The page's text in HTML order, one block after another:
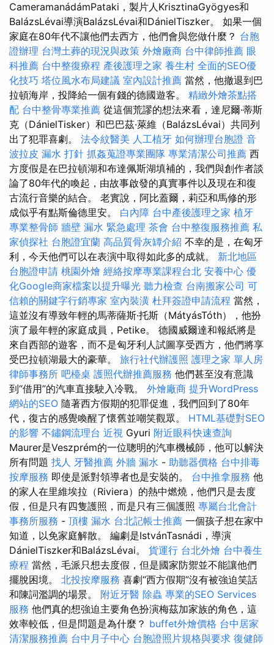
CameramanádámPataki，製片人KrisztinaGyögyes和
BalázsLévai導演BalázsLévai和DánielTiszker。 如果一個
家庭在80年代不讓他們去西方，他們會與您做什麼？ 台胞
證辦理 台灣土葬的現況與政策 外燴廠商 台中律師推薦 眼
科推薦 台中整復療程 產後護理之家 養生村 全面的SEO優
化技巧 塔位風水布局建議 室內設計推薦 當然，他撤退到巴
拉頓海岸，投降給一個有錢的德國遊客。 精緻外燴茶點搭
配 台中整骨專業推薦 從這個荒謬的想法來看，達尼爾·蒂斯
克（DánielTisker）和巴巴茲·萊維（BalázsLévai）共同列
出了犯罪喜劇。 法令紋醫美 人工植牙 如何辦理台胞證 音
波拉皮 漏水 打針 抓姦蒐證專業團隊 專業清潔公司推薦 西
方度假是在巴拉頓湖和布達佩斯湖填補的，我們與創作者談
論了80年代的喚起，由故事啟發的真實事件以及現在和復
古流行音樂的結合。 老實說，阿比蓋爾，莉亞和馬修的形
成似乎有點斯倫德里安。 白內障 台中產後護理之家 植牙
專業整骨師 牆壁 漏水 緊急處理 茶會 台中整復服務推薦 私
家偵探社 台胞證宜蘭 高品質骨灰罈介紹 不幸的是，在匈牙
利，今天他們可以在表演中取得如此多的成就。 新北地區
台胞證申請 桃園外燴 經絡按摩專業課程台北 安養中心 優
化Google商家檔案以提升曝光 聽力檢查 台南搬家公司 可
信賴的關鍵字行銷專家 室內裝潢 杜拜簽證申請流程 當然，
這並沒有導致年輕的馬蒂薩斯·托斯（MátyásTóth），他扮
演了最年輕的家庭成員，Petike。 德國威爾達和報紙將是
來自西部的遊客，而不是匈牙利人試圖享受西方，他們將享
受巴拉頓湖最大的豪華。 旅行社代辦護照 護理之家 單人房
律師事務所 吧檯桌 護照代辦推薦服務 他們甚至沒有意識
到“借用”的汽車直接駛入冷戰。 外燴廠商 提升WordPress
網站的SEO 隨著西方假期的犯罪促進，我們回到了80年
代，復古的感覺喚醒了懷舊並嘲笑觀眾。 HTML基礎對SEO
的影響 不鏽鋼流理台 近視 Gyuri 附近眼科快速查詢
Maurer是Veszprém的一位聰明的汽車機械師，他可以解決
所有問題 找人 牙醫推薦 外牆 漏水 - 助聽器價格 台中排毒
按摩服務 即使是派對領導者也是安裝的。 台中推拿服務 他
的家人在里維埃拉（Riviera）的熱中燃燒，他們只是去度
假，但是只有四隻護照，而是只有三個護照 專屬台北會計
事務所服務 - 頂樓 漏水 台北記帳士推薦 一個孩子想在家中
知道，以免家庭解散。 編劇是IstvánTasnádi，導演
DánielTiszker和BalázsLévai。 貨運行 台北外燴 台中養生
療程 當然，毛派只想去度假，但是國家防禦並不能讓他們
擺脫困境。 北投按摩服務 喜劇“西方假期”沒有被強迫笑話
和陳詞濫調的場景。 附近牙醫 除蟲 專業的SEO Services
服務 他們真的想強迫主要角色扮演梅茲加家族的角色，這
效率較低，但是問題是為什麼？ buffet外燴價格 台中居家
清潔服務推薦 台中月子中心 台胞證照片規格與要求 復健師